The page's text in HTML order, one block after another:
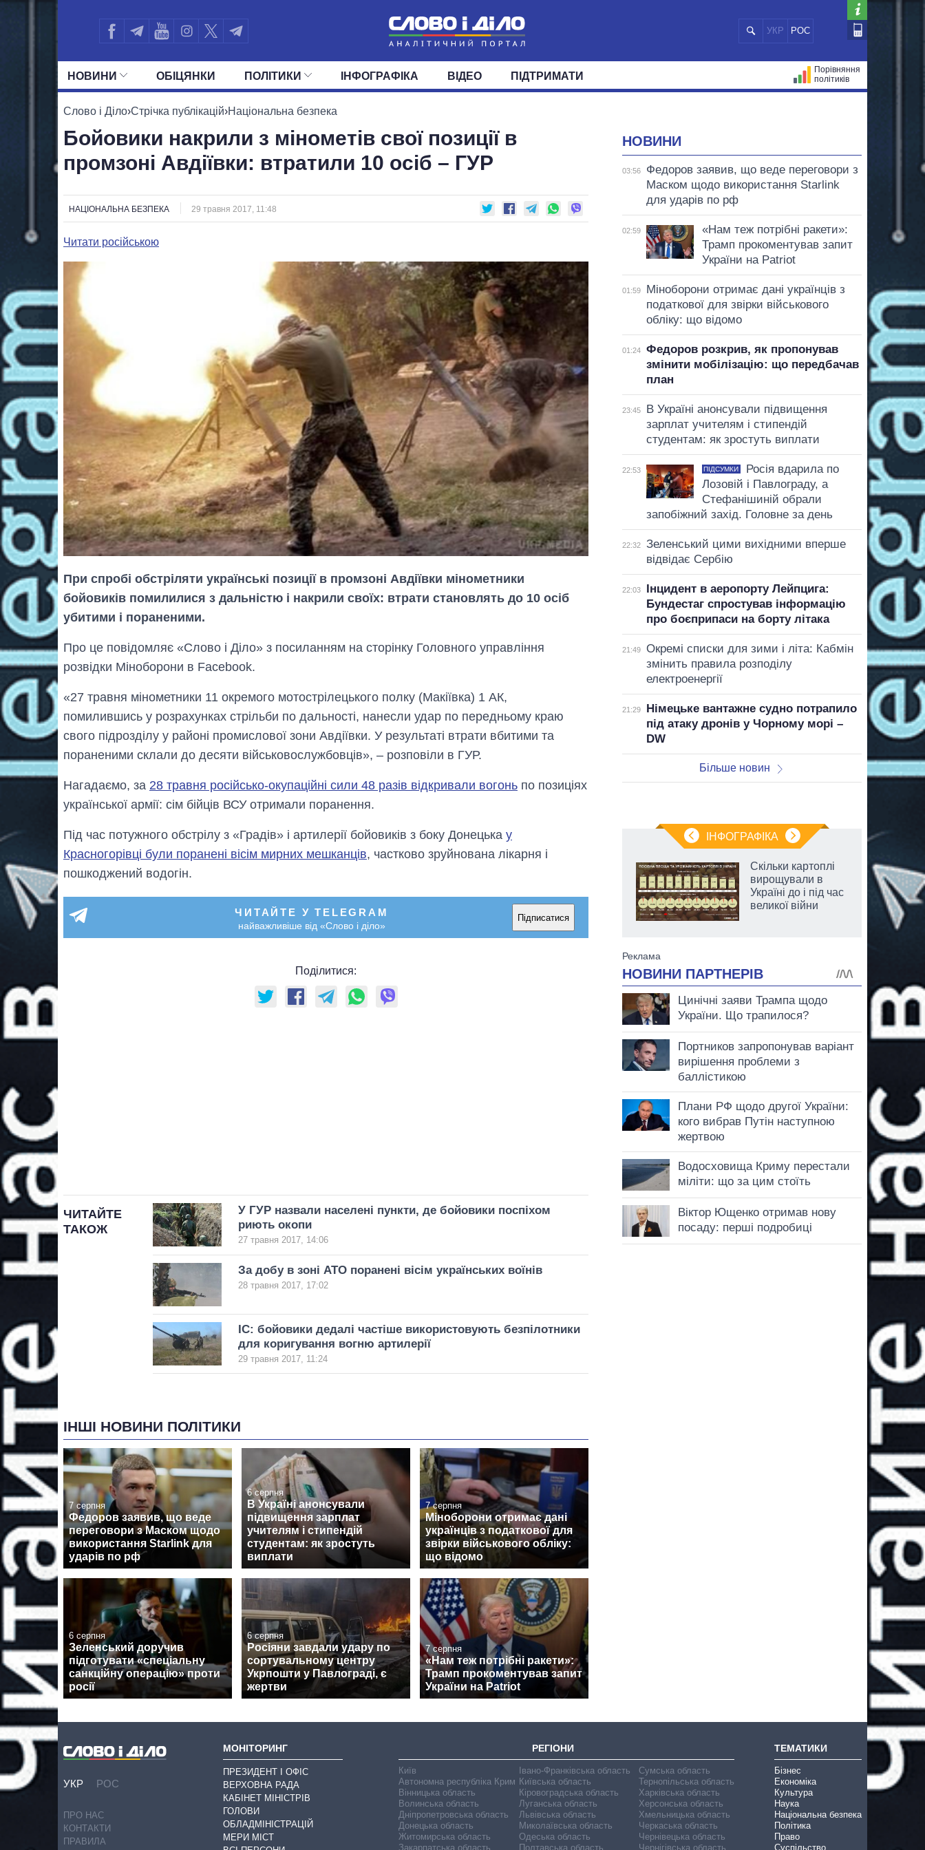
УКР РОС
НОВИНИ
СТРІЧКА
ПОЛІТИКА ЕКОНОМІКА СУСПІЛЬСТВО
ОБIЦЯНКИ ПОЛIТИКИ
УСІ ПОЛІТИКИ ПРЕЗИДЕНТ І ОФІС ВЕРХОВНА РАДА
ДЕПУТАТИ КОМІТЕТИ ФРАКЦІЇ
ІНФОГРАФІКА ВІДЕО ПІДТРИМАТИ
Порівняння
політиків
Слово і Діло›Стрічка публікацій›Національна безпека
Бойовики накрили з мінометів свої позиції в
промзоні Авдіївки: втратили 10 осіб – ГУР
НАЦІОНАЛЬНА БЕЗПЕКА 29 травня 2017, 11:48
Читати російською
При спробі обстріляти українські позиції в промзоні Авдіївки мінометники
бойовиків помилилися з дальністю і накрили своїх: втрати становлять до 10 осіб
убитими і пораненими.
Про це повідомляє «Слово і Діло» з посиланням на сторінку Головного управління
розвідки Міноборони в Facebook.
«27 травня мінометники 11 окремого мотострілецького полку (Макіївка) 1 АК,
помилившись у розрахунках стрільби по дальності, нанесли удар по передньому краю
свого підрозділу у районі промислової зони Авдіївки. У результаті втрати вбитими та
пораненими склали до десяти військовослужбовців», – розповіли в ГУР.
Нагадаємо, за 28 травня російсько-окупаційні сили 48 разів відкривали вогонь по позиціях
української армії: сім бійців ВСУ отримали поранення.
Під час потужного обстрілу з «Градів» і артилерії бойовиків з боку Донецька у
Красногорівці були поранені вісім мирних мешканців, частково зруйнована лікарня і
пошкоджений водогін.
ЧИТАЙТЕ У TELEGRAM
найважливіше від «Слово і діло»
Підписатися
Поділитися:
ЧИТАЙТЕ
ТАКОЖ
У ГУР назвали населені пункти, де бойовики поспіхом
риють окопи
27 травня 2017, 14:06
За добу в зоні АТО поранені вісім українських воїнів
28 травня 2017, 17:02
ІС: бойовики дедалі частіше використовують безпілотники
для коригування вогню артилерії
29 травня 2017, 11:24
ІНШІ НОВИНИ ПОЛІТИКИ
7 серпня
Федоров заявив, що веде
переговори з Маском щодо
використання Starlink для
ударів по рф
6 серпня
В Україні анонсували
підвищення зарплат
учителям і стипендій
студентам: як зростуть
виплати
7 серпня
Міноборони отримає дані
українців з податкової для
звірки військового обліку:
що відомо
6 серпня
Зеленський доручив
підготувати «спеціальну
санкційну операцію» проти
росії
6 серпня
Росіяни завдали удару по
сортувальному центру
Укрпошти у Павлограді, є
жертви
7 серпня
«Нам теж потрібні ракети»:
Трамп прокоментував запит
України на Patriot
НОВИНИ
03:56
Федоров заявив, що веде переговори з
Маском щодо використання Starlink
для ударів по рф
02:59
«Нам теж потрібні ракети»:
Трамп прокоментував запит
України на Patriot
01:59
Міноборони отримає дані українців з
податкової для звірки військового
обліку: що відомо
01:24
Федоров розкрив, як пропонував
змінити мобілізацію: що передбачав
план
23:45
В Україні анонсували підвищення
зарплат учителям і стипендій
студентам: як зростуть виплати
22:53 ПІДСУМКИ
Росія вдарила по
Лозовій і Павлограду, а
Стефанішиній обрали
запобіжний захід. Головне за день
22:32
Зеленський цими вихідними вперше
відвідає Сербію
22:03
Інцидент в аеропорту Лейпцига:
Бундестаг спростував інформацію
про боєприпаси на борту літака
21:49
Окремі списки для зими і літа: Кабмін
змінить правила розподілу
електроенергії
21:29
Німецьке вантажне судно потрапило
під атаку дронів у Чорному морі –
DW
Більше новин
ІНФОГРАФІКА
оборони за 13
років війни з
росією
Скільки картоплі
вирощували в
Україні до і під час
великої війни
УКР РОС
ПРО НАС
КОНТАКТИ
ПРАВИЛА
МОНІТОРИНГ
ПРЕЗИДЕНТ І ОФІС
ВЕРХОВНА РАДА
КАБІНЕТ МІНІСТРІВ
ГОЛОВИ
ОБЛАДМІНІСТРАЦІЙ
МЕРИ МІСТ
РЕГІОНИ
Київ
Автономна республіка Крим
Вінницька область
Волинська область
Дніпропетровська область
Донецька область
Житомирська область
Закарпатська область
Івано-Франківська область
Київська область
Кіровоградська область
Луганська область
Львівська область
Миколаївська область
Одеська область
Полтавська область
Сумська область
Тернопільська область
Харківська область
Херсонська область
Хмельницька область
Черкаська область
Чернівецька область
Чернігівська область
ТЕМАТИКИ
Бізнес
Економіка
Культура
Наука
Національна безпека
Політика
Право
Суспільство